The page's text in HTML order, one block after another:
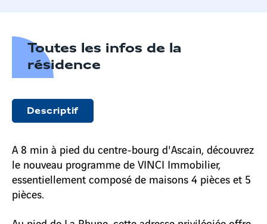
Toutes les infos de la
résidence
Descriptif
A 8 min à pied du centre-bourg d'Ascain, découvrez
le nouveau programme de VINCI Immobilier,
essentiellement composé de maisons 4 pièces et 5
pièces.